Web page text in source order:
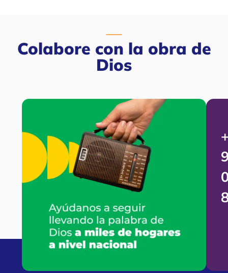
Colabore con la obra de
Dios